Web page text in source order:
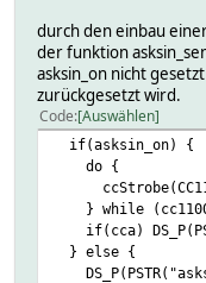
durch den einbau
der funktion
asksin_on nicht
zurückgesetzt wird.
Code Auswählen
if(asksin_on) {
do {
} while
if(cca)
} else {